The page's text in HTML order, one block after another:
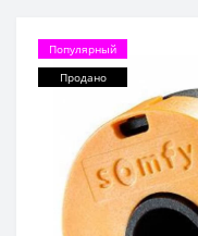
Популярный
Продано